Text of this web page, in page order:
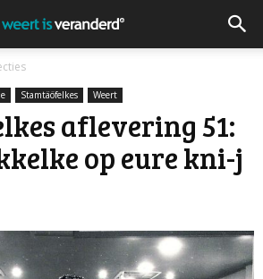
Stamtäöfelkes Weert
aflevering 51:
op eure kni-j